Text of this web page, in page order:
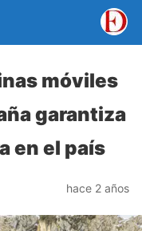
móviles
garantiza
en el país
hace 2 años